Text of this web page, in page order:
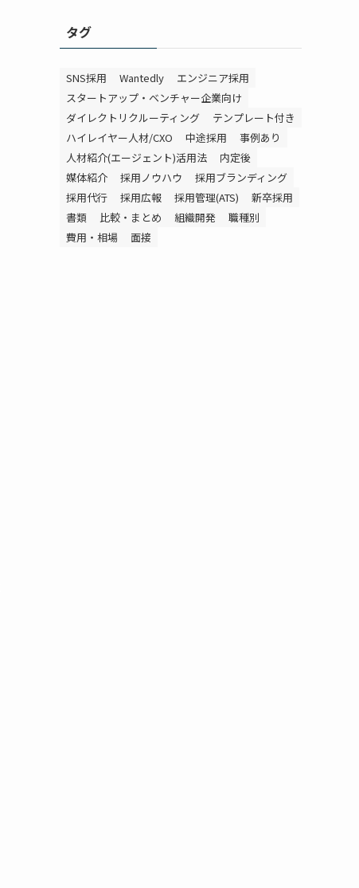
タグ
SNS採用 Wantedly
エンジニア採用
スタートアップ・ベンチャー企業向け
ダイレクトリクルーティング
テンプレート付き
ハイレイヤー人材/CXO
中途採用
事例あり
人材紹介(エージェント)活用法
内定後
媒体紹介
採用ノウハウ
採用ブランディング
採用代行
採用広報 採用管理(ATS)
新卒採用
書類
比較・まとめ 組織開発
職種別
費用・相場
面接